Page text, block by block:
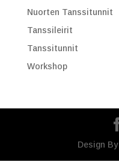
Nuorten Tanssitunnit
Tanssileirit
Tanssitunnit
Workshop
Design By